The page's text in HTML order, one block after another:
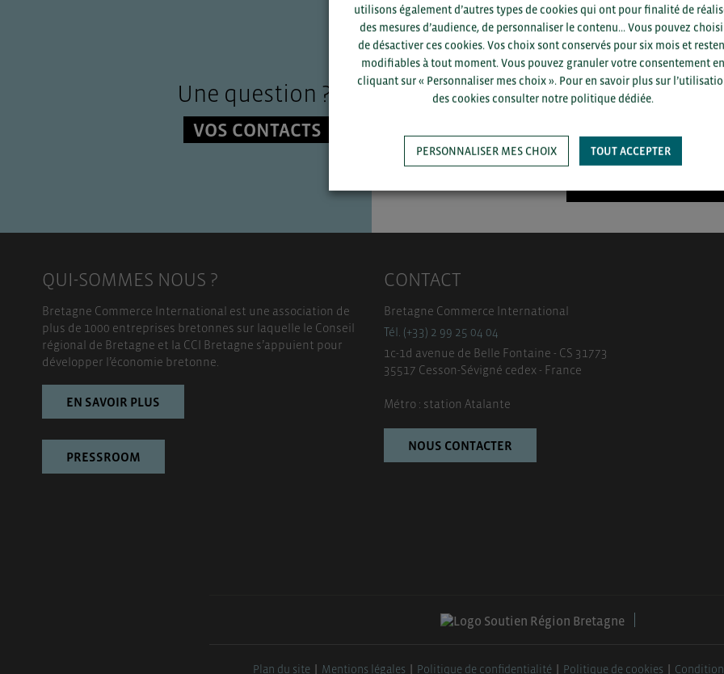
Une question ?
VOS CONTACTS
Pour voir les contacts,
département et votre
QUI-SOMMES NOUS ?
Bretagne Commerce International est une association de
plus de 1000 entreprises bretonnes sur laquelle le Conseil
régional de Bretagne et la CCI Bretagne s’appuient pour
développer l’économie bretonne.
EN SAVOIR PLUS
PRESSROOM
CONTACT
Bretagne Commerce International
Tél. (+33) 2 99 25 04 04
1c-1d avenue de Belle Fontaine - CS 31773
35517 Cesson-Sévigné cedex - France
Métro : station Atalante
NOUS CONTACTER
Plan du site Mentions légales Politique de confidentialité Politique de cookies
utilisons également d’autres types de cookies qui ont pour finalité de
des mesures d’audience, de personnaliser le contenu... Vous pouvez
de désactiver ces cookies. Vos choix sont conservés pour six mois et
modifiables à tout moment. Vous pouvez granuler votre consentement en
cliquant sur « Personnaliser mes choix ». Pour en savoir plus sur
des cookies consulter notre politique dédiée.
PERSONNALISER MES CHOIX TOUT ACCEPTER